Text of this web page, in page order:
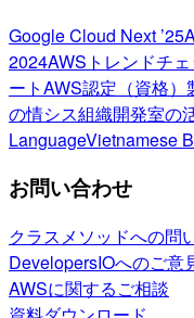
Google Cloud Next ’25
2024AWSトレンドチェ
ートAWS認定（資格）
の情シス組織開発室の
LanguageVietnamese
お問い合わせ
クラスメソッドへの問
DevelopersIOへのご意
AWSに関するご相談